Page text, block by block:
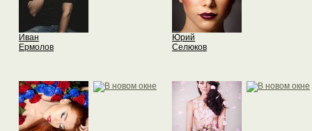
Иван
Ермолов
Юрий
Селюков